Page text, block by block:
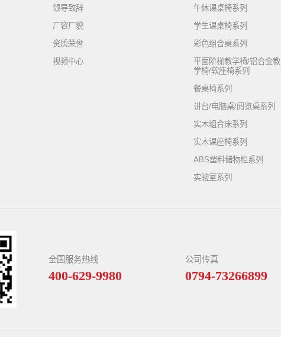
领导致辞
厂容厂貌
资质荣誉
视频中心
午休课桌椅系列
学生课桌椅系列
彩色组合桌系列
平面阶梯教学椅/铝合金教
学椅/软座椅系列
餐桌椅系列
讲台/电脑桌/阅览桌系列
实木组合床系列
实木课座椅系列
ABS塑料储物柜系列
实验室系列
全国服务热线
400-629-9980
公司传真
0794-73266899